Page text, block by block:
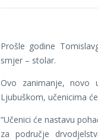
Prošle godine
smjer – stolar.
Ovo zanimanje, novo
Ljubuškom, učenicima
“Učenici će nastavu
za područje